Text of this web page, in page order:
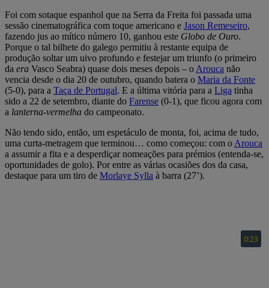
Foi com sotaque espanhol que na Serra da Freita foi passada uma
sessão cinematográfica com toque americano e Jason Remeseiro,
fazendo jus ao mítico número 10, ganhou este Globo de Ouro.
Porque o tal bilhete do galego permitiu à restante equipa de
produção soltar um uivo profundo e festejar um triunfo (o primeiro
da era Vasco Seabra) quase dois meses depois – o Arouca não
vencia desde o dia 20 de outubro, quando batera o Maria da Fonte
(5-0), para a Taça de Portugal. E a última vitória para a Liga tinha
sido a 22 de setembro, diante do Farense (0-1), que ficou agora com
a lanterna-vermelha do campeonato.
Não tendo sido, então, um espetáculo de monta, foi, acima de tudo,
uma curta-metragem que terminou… como começou: com o Arouca
a assumir a fita e a desperdiçar nomeações para prémios (entenda-se,
oportunidades de golo). Por entre as várias ocasiões dos da casa,
destaque para um tiro de Morlaye Sylla à barra (27’).